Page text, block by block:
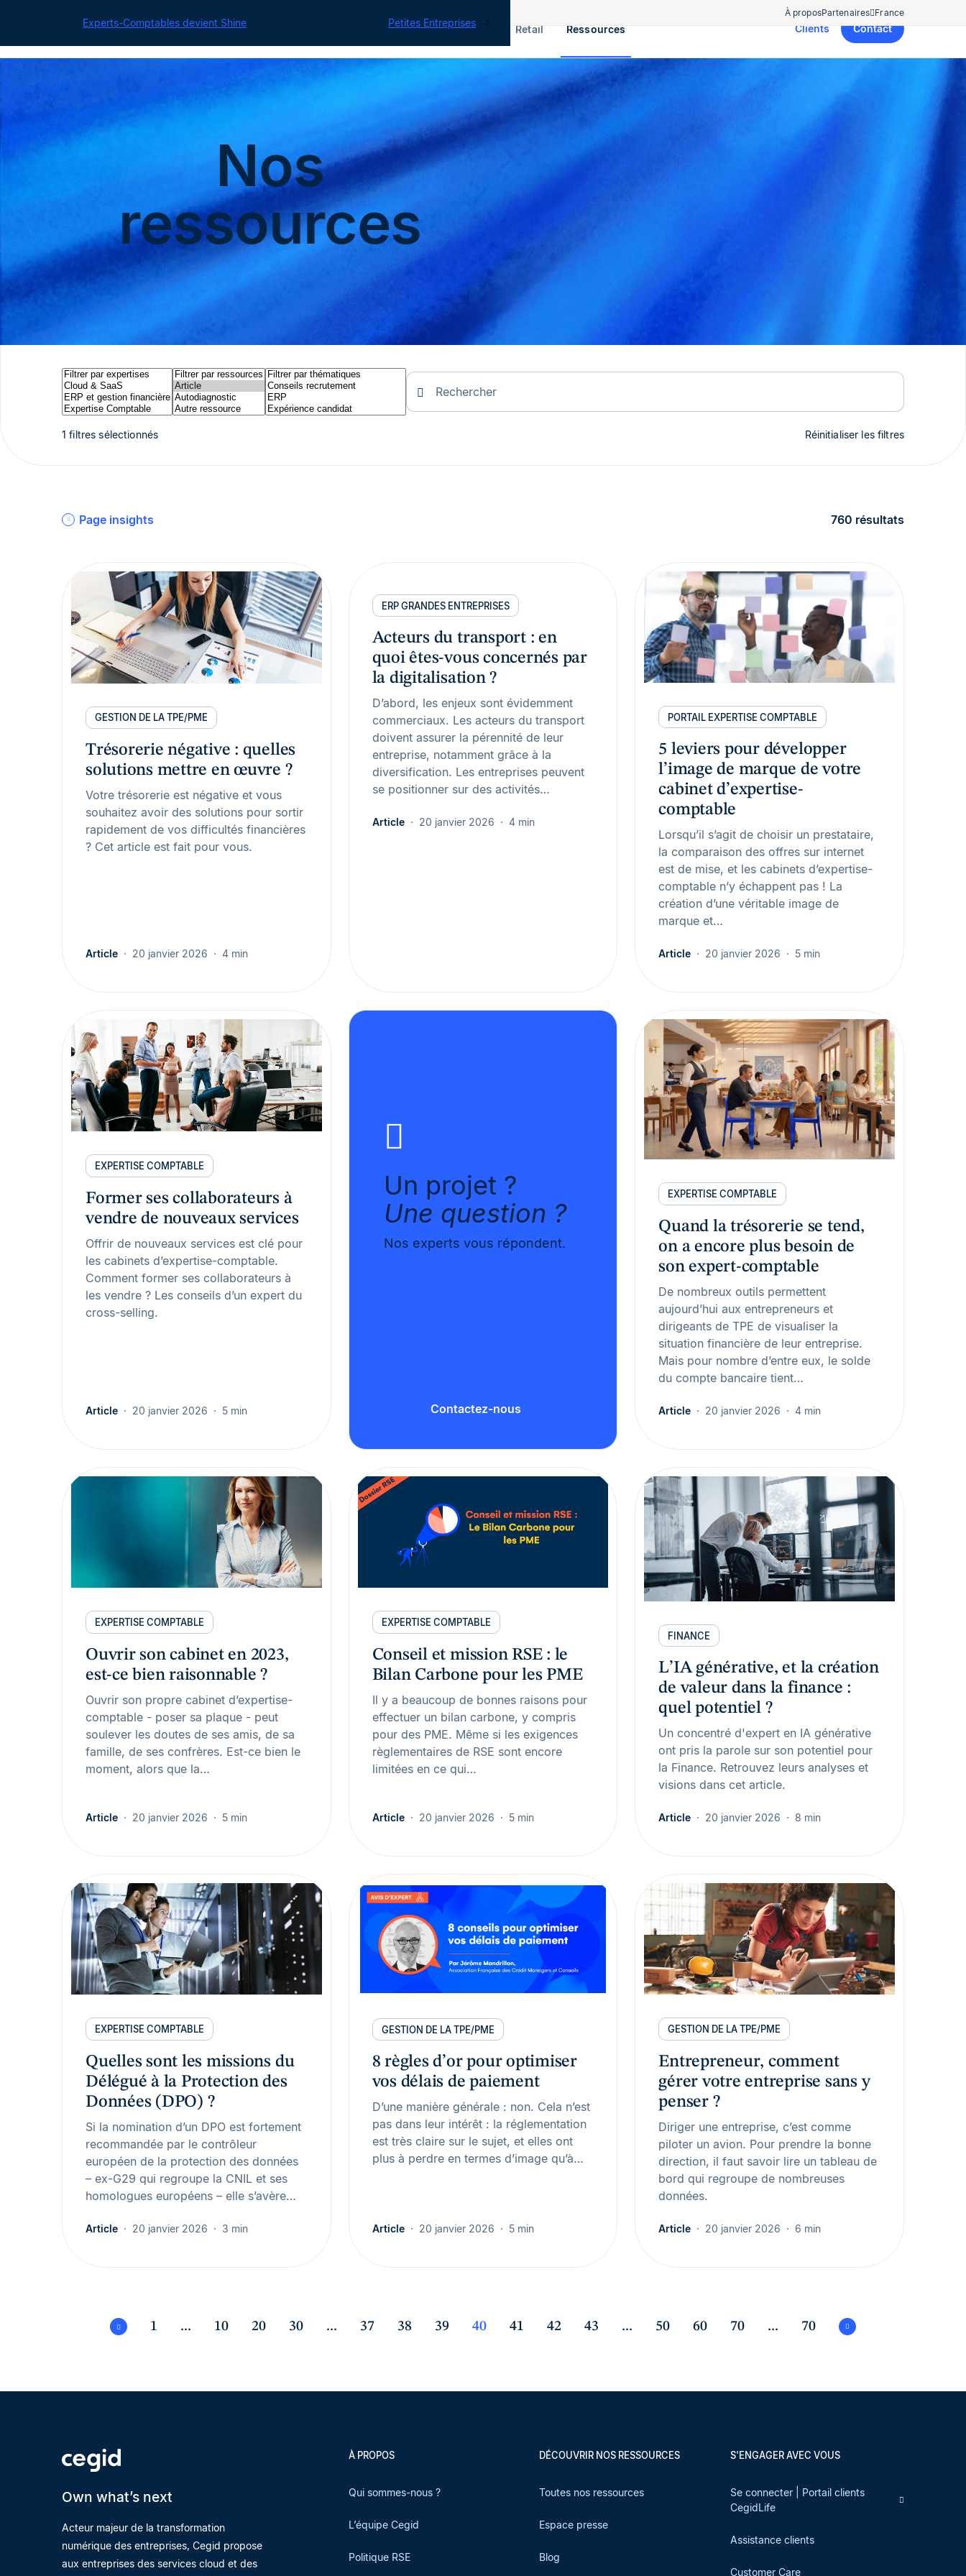
Experts-Comptables devient Shine Petites Entreprises
À proposPartenaires France
ERP Finance Retail Ressources Clients Contact
Nos
ressources
1 filtres sélectionnés Réinitialiser les filtres
Page insights 760 résultats
GESTION DE LA TPE/PME
Trésorerie négative : quelles
solutions mettre en œuvre ?
Votre trésorerie est négative et vous
souhaitez avoir des solutions pour sortir
rapidement de vos difficultés financières
? Cet article est fait pour vous.
Article 20 janvier 2026 4 min
ERP GRANDES ENTREPRISES
Acteurs du transport : en
quoi êtes-vous concernés par
la digitalisation ?
D’abord, les enjeux sont évidemment
commerciaux. Les acteurs du transport
doivent assurer la pérennité de leur
entreprise, notamment grâce à la
diversification. Les entreprises peuvent
se positionner sur des activités…
Article 20 janvier 2026 4 min
PORTAIL EXPERTISE COMPTABLE
5 leviers pour développer
l’image de marque de votre
cabinet d’expertise-
comptable
Lorsqu’il s’agit de choisir un prestataire,
la comparaison des offres sur internet
est de mise, et les cabinets d’expertise-
comptable n’y échappent pas ! La
création d’une véritable image de
marque et…
Article 20 janvier 2026 5 min
EXPERTISE COMPTABLE
Former ses collaborateurs à
vendre de nouveaux services
Offrir de nouveaux services est clé pour
les cabinets d’expertise-comptable.
Comment former ses collaborateurs à
les vendre ? Les conseils d’un expert du
cross-selling.
Article 20 janvier 2026 5 min
Un projet ?
Une question ?
Nos experts vous répondent.
Contactez-nous
EXPERTISE COMPTABLE
Quand la trésorerie se tend,
on a encore plus besoin de
son expert-comptable
De nombreux outils permettent
aujourd’hui aux entrepreneurs et
dirigeants de TPE de visualiser la
situation financière de leur entreprise.
Mais pour nombre d’entre eux, le solde
du compte bancaire tient…
Article 20 janvier 2026 4 min
EXPERTISE COMPTABLE
Ouvrir son cabinet en 2023,
est-ce bien raisonnable ?
Ouvrir son propre cabinet d’expertise-
comptable - poser sa plaque - peut
soulever les doutes de ses amis, de sa
famille, de ses confrères. Est-ce bien le
moment, alors que la…
Article 20 janvier 2026 5 min
EXPERTISE COMPTABLE
Conseil et mission RSE : le
Bilan Carbone pour les PME
Il y a beaucoup de bonnes raisons pour
effectuer un bilan carbone, y compris
pour des PME. Même si les exigences
règlementaires de RSE sont encore
limitées en ce qui…
Article 20 janvier 2026 5 min
FINANCE
L’IA générative, et la création
de valeur dans la finance :
quel potentiel ?
Un concentré d'expert en IA générative
ont pris la parole sur son potentiel pour
la Finance. Retrouvez leurs analyses et
visions dans cet article.
Article 20 janvier 2026 8 min
EXPERTISE COMPTABLE
Quelles sont les missions du
Délégué à la Protection des
Données (DPO) ?
Si la nomination d’un DPO est fortement
recommandée par le contrôleur
européen de la protection des données
– ex-G29 qui regroupe la CNIL et ses
homologues européens – elle s’avère…
Article 20 janvier 2026 3 min
GESTION DE LA TPE/PME
8 règles d’or pour optimiser
vos délais de paiement
D’une manière générale : non. Cela n’est
pas dans leur intérêt : la réglementation
est très claire sur le sujet, et elles ont
plus à perdre en termes d’image qu’à…
Article 20 janvier 2026 5 min
GESTION DE LA TPE/PME
Entrepreneur, comment
gérer votre entreprise sans y
penser ?
Diriger une entreprise, c’est comme
piloter un avion. Pour prendre la bonne
direction, il faut savoir lire un tableau de
bord qui regroupe de nombreuses
données.
Article 20 janvier 2026 6 min
1 ... 10 20 30 ... 37 38 39 40 41 42 43 ... 50 60 70 ... 70
Own what’s next
Acteur majeur de la transformation
numérique des entreprises, Cegid propose
aux entreprises des services cloud et des
À PROPOS
Qui sommes-nous ?
L’équipe Cegid
Politique RSE
DÉCOUVRIR NOS RESSOURCES
Toutes nos ressources
Espace presse
Blog
S'ENGAGER AVEC VOUS
Se connecter | Portail clients
CegidLife
Assistance clients
Customer Care